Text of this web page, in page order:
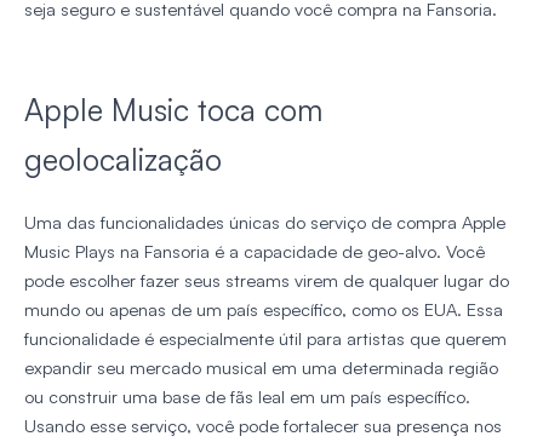
seja seguro e sustentável quando você compra na Fansoria.
Apple Music toca com
geolocalização
Uma das funcionalidades únicas do serviço de compra Apple
Music Plays na Fansoria é a capacidade de geo-alvo. Você
pode escolher fazer seus streams virem de qualquer lugar do
mundo ou apenas de um país específico, como os EUA. Essa
funcionalidade é especialmente útil para artistas que querem
expandir seu mercado musical em uma determinada região
ou construir uma base de fãs leal em um país específico.
Usando esse serviço, você pode fortalecer sua presença nos